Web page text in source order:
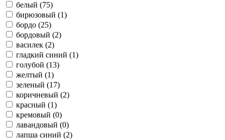
белый (75)
бирюзовый (1)
бордо (25)
бордовый (2)
василек (2)
гладкий синий (1)
голубой (13)
желтый (1)
зеленый (17)
коричневый (2)
красный (1)
кремовый (0)
лавандовый (0)
лапша синий (2)